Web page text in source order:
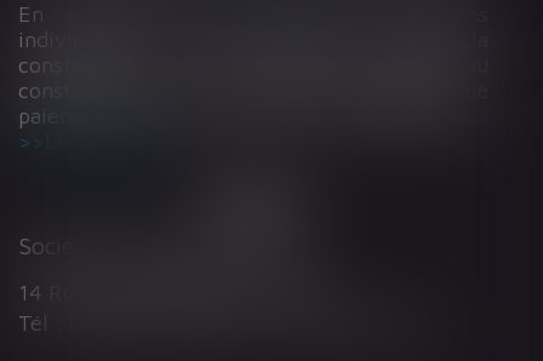
En matière de construction de maisons
individuelles, l’article L 241-9 du Code de la
construction et de l’habitation impose au
constructeur de justifier d’une garantie de
paiement dans tout contrat de sous-traitance...
Société d'Avocats ARTHUS
14 Rue Wilson 68000 COLMAR
Tél : 03 89 21 98 55 - Fax : 03 89 23 92 10